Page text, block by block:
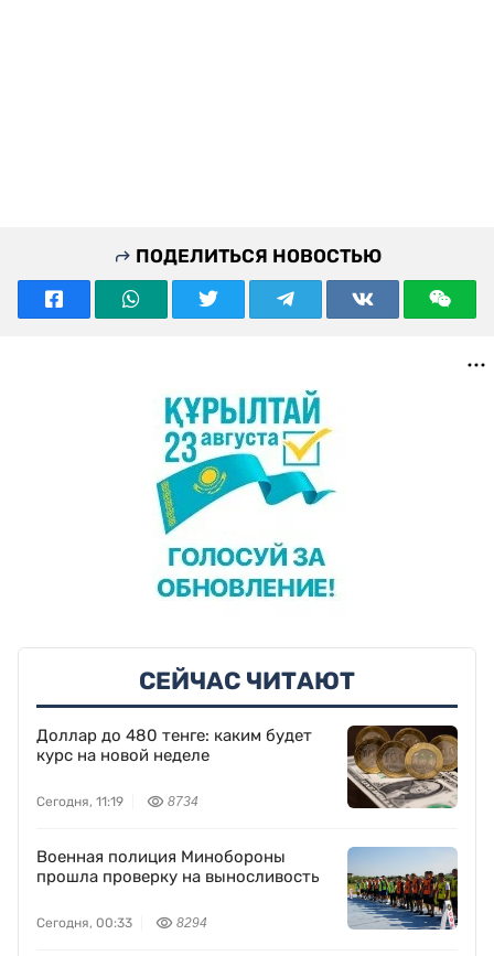
ПОДЕЛИТЬСЯ НОВОСТЬЮ
СЕЙЧАС ЧИТАЮТ
Доллар до 480 тенге: каким будет
курс на новой неделе
Сегодня, 11:19 8734
Военная полиция Минобороны
прошла проверку на выносливость
Сегодня, 00:33 8294